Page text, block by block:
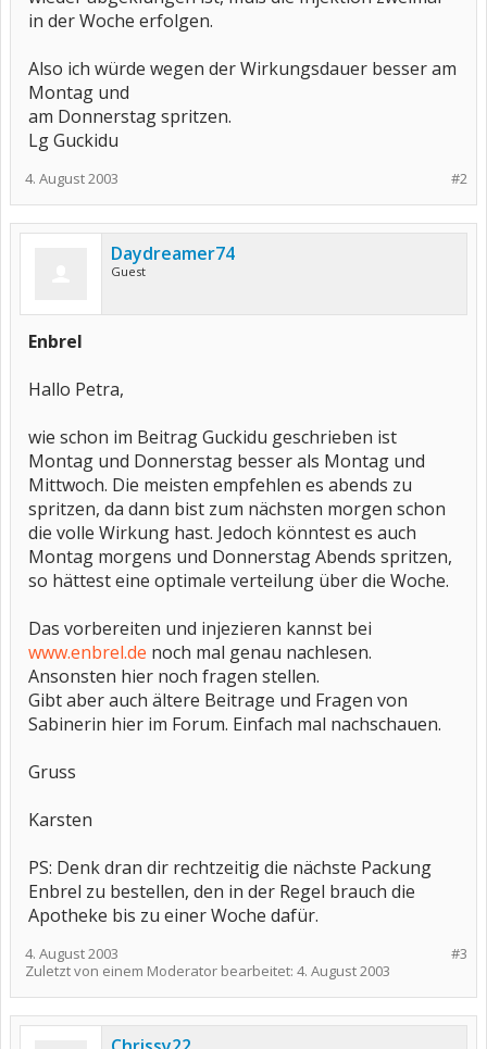
in der Woche erfolgen.
Also ich würde wegen der Wirkungsdauer besser am
Montag und
am Donnerstag spritzen.
Lg Guckidu
#2
4. August 2003
Daydreamer74
Guest
Enbrel
Hallo Petra,
wie schon im Beitrag Guckidu geschrieben ist
Montag und Donnerstag besser als Montag und
Mittwoch. Die meisten empfehlen es abends zu
spritzen, da dann bist zum nächsten morgen schon
die volle Wirkung hast. Jedoch könntest es auch
Montag morgens und Donnerstag Abends spritzen,
so hättest eine optimale verteilung über die Woche.
Das vorbereiten und injezieren kannst bei
www.enbrel.de noch mal genau nachlesen.
Ansonsten hier noch fragen stellen.
Gibt aber auch ältere Beitrage und Fragen von
Sabinerin hier im Forum. Einfach mal nachschauen.
Gruss
Karsten
PS: Denk dran dir rechtzeitig die nächste Packung
Enbrel zu bestellen, den in der Regel brauch die
Apotheke bis zu einer Woche dafür.
#3
4. August 2003
Zuletzt von einem Moderator bearbeitet: 4. August 2003